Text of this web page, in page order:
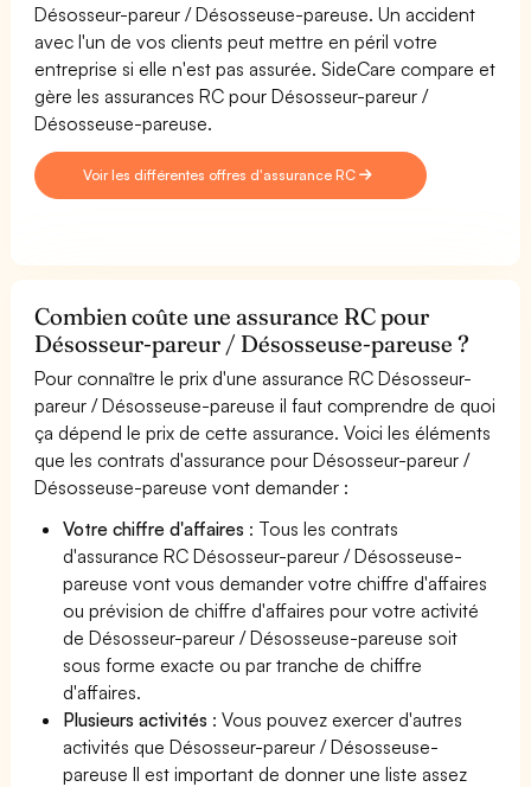
Désosseur-pareur / Désosseuse-pareuse. Un accident
avec l'un de vos clients peut mettre en péril votre
entreprise si elle n'est pas assurée. SideCare compare et
gère les assurances RC pour Désosseur-pareur /
Désosseuse-pareuse.
Voir les différentes offres d'assurance RC
Combien coûte une assurance RC pour
Désosseur-pareur / Désosseuse-pareuse ?
Pour connaître le prix d'une assurance RC Désosseur-
pareur / Désosseuse-pareuse il faut comprendre de quoi
ça dépend le prix de cette assurance. Voici les éléments
que les contrats d'assurance pour Désosseur-pareur /
Désosseuse-pareuse vont demander :
Votre chiffre d'affaires : Tous les contrats
d'assurance RC Désosseur-pareur / Désosseuse-
pareuse vont vous demander votre chiffre d'affaires
ou prévision de chiffre d'affaires pour votre activité
de Désosseur-pareur / Désosseuse-pareuse soit
sous forme exacte ou par tranche de chiffre
d'affaires.
Plusieurs activités : Vous pouvez exercer d'autres
activités que Désosseur-pareur / Désosseuse-
pareuse Il est important de donner une liste assez